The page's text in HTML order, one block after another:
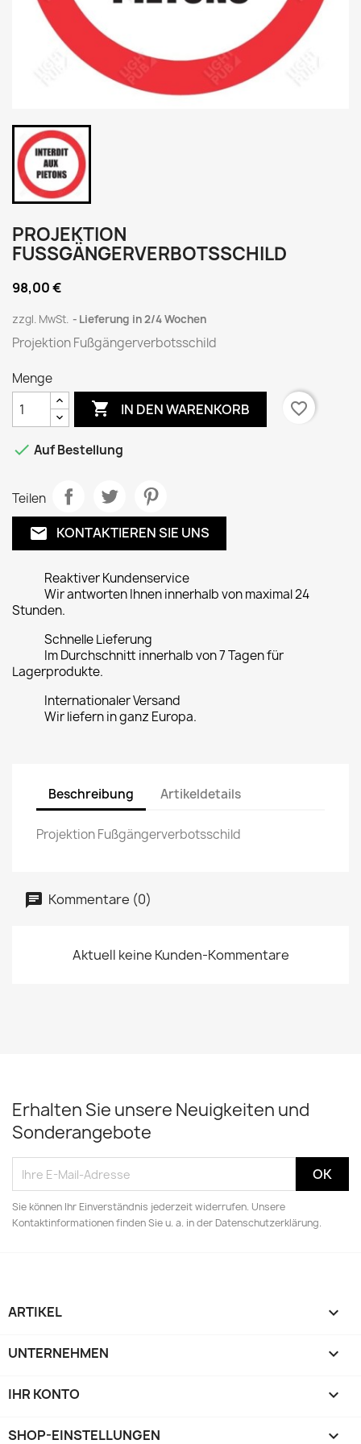
PROJEKTION
FUSSGÄNGERVERBOTSSCHILD
98,00 €
zzgl. MwSt. Lieferung in 2/4 Wochen
Projektion Fußgängerverbotsschild
Menge
 IN DEN WARENKORB favorite_border
 Auf Bestellung
Teilen
email KONTAKTIEREN SIE UNS
Reaktiver Kundenservice
Wir antworten Ihnen innerhalb von maximal 24
Stunden.
Schnelle Lieferung
Im Durchschnitt innerhalb von 7 Tagen für
Lagerprodukte.
Internationaler Versand
Wir liefern in ganz Europa.
Beschreibung Artikeldetails
Projektion Fußgängerverbotsschild
Kommentare (0)
Aktuell keine Kunden-Kommentare
Erhalten Sie unsere Neuigkeiten und
Sonderangebote
Sie können Ihr Einverständnis jederzeit widerrufen. Unsere
Kontaktinformationen finden Sie u. a. in der Datenschutzerklärung.
ARTIKEL 
UNTERNEHMEN 
IHR KONTO 
SHOP-EINSTELLUNGEN keyboard_arrow_down